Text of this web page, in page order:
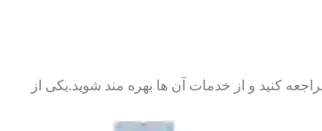
کنید و از خدمات آن ها بهره مند شوید.یکی از